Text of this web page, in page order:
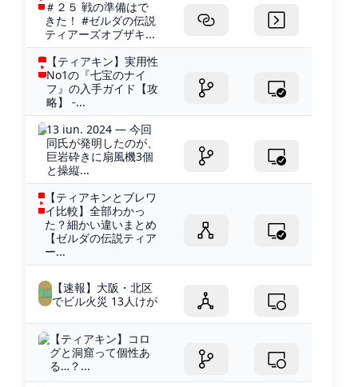
＃２５ 戦の準備はで
きた！ #ゼルダの伝説
ティアーズオブザキ...
【ティアキン】実用性
No1の『七宝のナイ
フ』の入手ガイド【攻
略】 -...
13 iun. 2024 — 今回
同氏が発明したのが、
巨岩砕きに扇風機3個
と操縦...
【ティアキンとブレワ
イ比較】全部わかっ
た？細かい違いまとめ
【ゼルダの伝説ティア
ー...
【速報】大阪・北区
でビル火災 13人けが
【ティアキン】コロ
グと洞窟って個性あ
る…？...